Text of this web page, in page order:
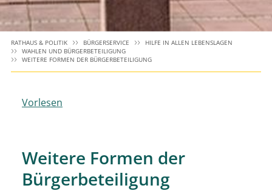
RATHAUS & POLITIK BÜRGERSERVICE
HILFE IN ALLEN LEBENSLAGEN
WAHLEN UND BÜRGERBETEILIGUNG
WEITERE FORMEN DER BÜRGERBETEILIGUNG
Vorlesen
Weitere Formen der
Bürgerbeteiligung